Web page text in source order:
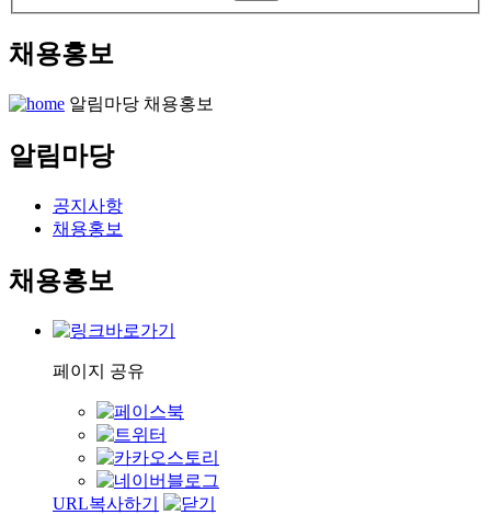
채용홍보
알림마당 채용홍보
알림마당
공지사항
채용홍보
채용홍보
페이지 공유
URL복사하기